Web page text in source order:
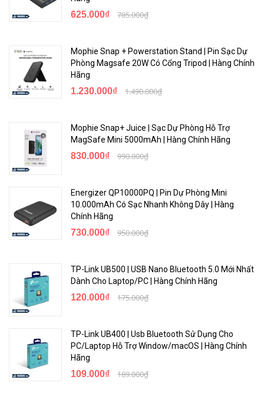
625.000₫ 785.000₫
Mophie Snap + Powerstation Stand | Pin Sạc Dự
Phòng Magsafe 20W Có Cổng Tripod | Hàng Chính
Hãng
1.230.000₫ 1.490.000₫
Mophie Snap+ Juice | Sạc Dự Phòng Hỗ Trợ
MagSafe Mini 5000mAh | Hàng Chính Hãng
830.000₫ 990.000₫
Energizer QP10000PQ | Pin Dự Phòng Mini
10.000mAh Có Sạc Nhanh Không Dây | Hàng
Chính Hãng
730.000₫ 950.000₫
TP-Link UB500 | USB Nano Bluetooth 5.0 Mới Nhất
Dành Cho Laptop/PC | Hàng Chính Hãng
120.000₫ 175.000₫
TP-Link UB400 | Usb Bluetooth Sử Dụng Cho
PC/Laptop Hỗ Trợ Window/macOS | Hàng Chính
Hãng
109.000₫ 189.000₫